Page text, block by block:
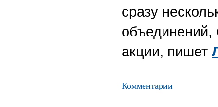
сразу
объединений,
акции, пишет
Комментарии